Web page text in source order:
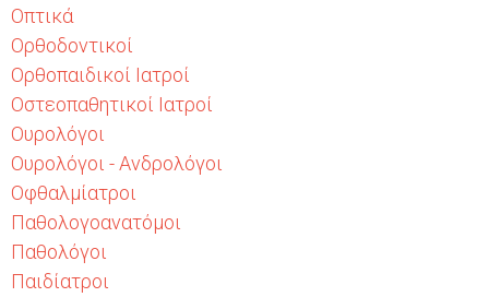
Οπτικά
Ορθοδοντικοί
Ορθοπαιδικοί Ιατροί
Οστεοπαθητικοί Ιατροί
Ουρολόγοι
Ουρολόγοι - Ανδρολόγοι
Οφθαλμίατροι
Παθολογοανατόμοι
Παθολόγοι
Παιδίατροι